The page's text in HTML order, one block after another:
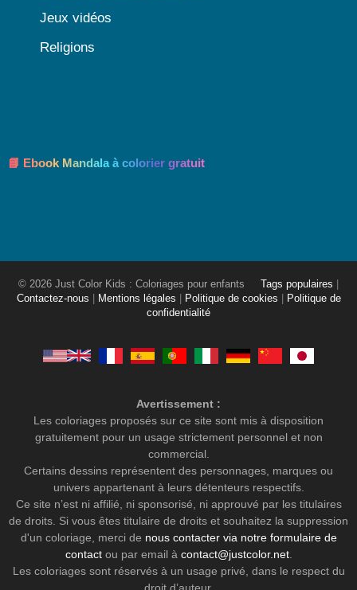
Jeux vidéos
Religions
📘 Ebook Mandala à colorier gratuit
© 2026 Just Color Kids : Coloriages pour enfants Tags populaires
Contactez-nous
Mentions légales Politique de cookies
Politique de
confidentialité
Avertissement :
Les coloriages proposés sur ce site sont mis à disposition
gratuitement pour un usage strictement personnel et non
commercial.
Certains dessins représentent des personnages, marques ou
univers appartenant à leurs détenteurs respectifs.
Ce site n’est ni affilié, ni sponsorisé, ni approuvé par les titulaires
de droits. Si vous êtes titulaire de droits et souhaitez la suppression
d'un coloriage, merci de nous contacter via notre formulaire de
contactou par email à contact@justcolor.net.
Les coloriages sont réservés à un usage privé, dans le respect du
droit d’auteur.